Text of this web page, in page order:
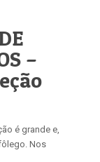
–
é grande e,
Nos